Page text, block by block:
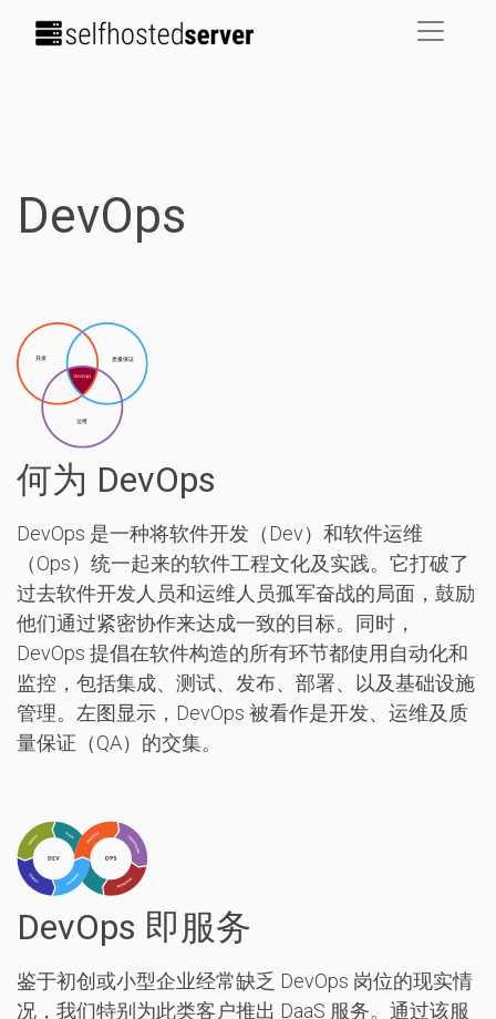
DevOps
何为 DevOps
DevOps 是一种将软件开发（Dev）和软件运维
（Ops）统一起来的软件工程文化及实践。它打破了
过去软件开发人员和运维人员孤军奋战的局面，鼓励
他们通过紧密协作来达成一致的目标。同时，
DevOps 提倡在软件构造的所有环节都使用自动化和
监控，包括集成、测试、发布、部署、以及基础设施
管理。左图显示，DevOps 被看作是开发、运维及质
量保证（QA）的交集。
DevOps 即服务
鉴于初创或小型企业经常缺乏 DevOps 岗位的现实情
况，我们特别为此类客户推出 DaaS 服务。通过该服